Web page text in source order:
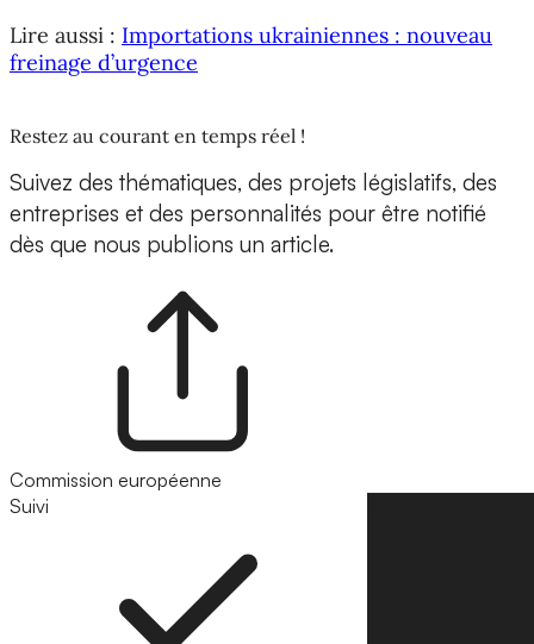
Lire aussi : Importations ukrainiennes : nouveau
freinage d’urgence
Restez au courant en temps réel !
Suivez des thématiques, des projets législatifs, des
entreprises et des personnalités pour être notifié
dès que nous publions un article.
Commission européenne
Suivi